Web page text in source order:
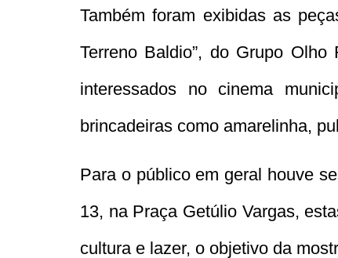
Também foram exibidas as
Terreno Baldio”, do Grupo
interessados no cinema
brincadeiras como amarelinha,
Para o público em geral houve
13, na Praça Getúlio Vargas,
cultura e lazer, o objetivo da